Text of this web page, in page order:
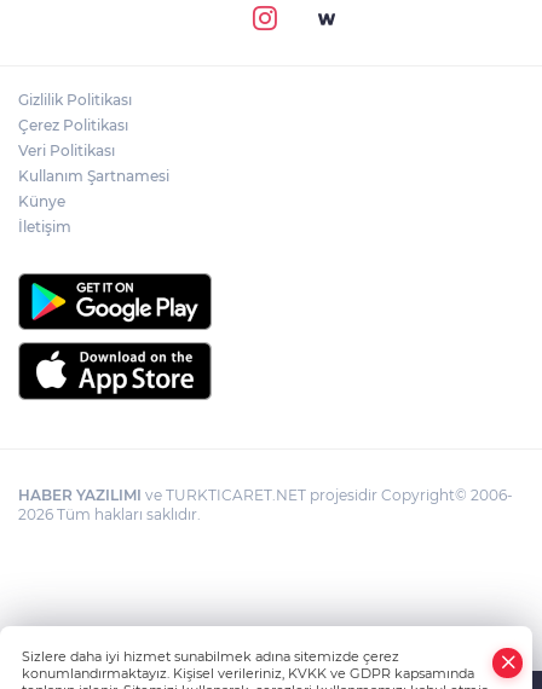
Gizlilik Politikası
Çerez Politikası
Veri Politikası
Kullanım Şartnamesi
Künye
İletişim
HABER YAZILIMI ve TURKTICARET.NET projesidir Copyright© 2006-
2026 Tüm hakları saklıdır.
Sizlere daha iyi hizmet sunabilmek adına sitemizde çerez
konumlandırmaktayız. Kişisel verileriniz, KVKK ve GDPR kapsamında